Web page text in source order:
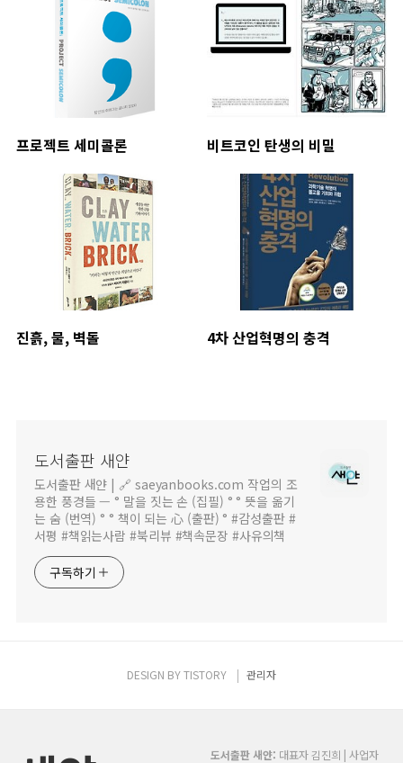
프로젝트 세미콜론 비트코인 탄생의 비밀
진흙, 물, 벽돌 4차 산업혁명의 충격
도서출판 새얀
도서출판 새얀 | 🔗 saeyanbooks.com 작업의 조
용한 풍경들 — ° 말을 짓는 손 (집필) ° ° 뜻을 옮기
는 숨 (번역) ° ° 책이 되는 心 (출판) ° #감성출판 #
서평 #책읽는사람 #북리뷰 #책속문장 #사유의책
구독하기
DESIGN BYTISTORY 관리자
도서출판 새얀: 대표자 김진희 | 사업자